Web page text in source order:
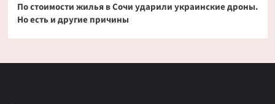
По стоимости жилья в Сочи ударили украинские дроны.
Но есть и другие причины